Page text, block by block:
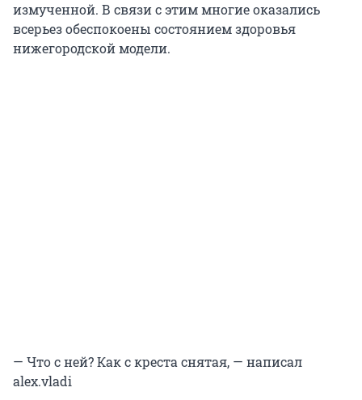
измученной. В связи с этим многие оказались
всерьез обеспокоены состоянием здоровья
нижегородской модели.
— Что с ней? Как с креста снятая, — написал
alex.vladi